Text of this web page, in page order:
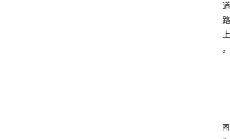
道
路
上
。
图